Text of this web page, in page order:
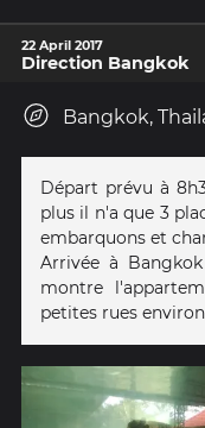
22 April 2017
Direction Bangkok
Bangkok,
Départ prévu à
plus il n'a que 3
embarquons et
Arrivée à
montre
petites rues